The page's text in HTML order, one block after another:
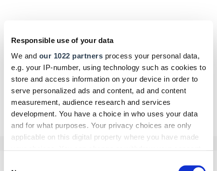
Responsible use of your data
We and our 1022 partners process your personal data,
e.g. your IP-number, using technology such as cookies to
store and access information on your device in order to
serve personalized ads and content, ad and content
measurement, audience research and services
development. You have a choice in who uses your data
and for what purposes. Your privacy choices are only
applicable on this digital property where you have made
Die Handwerkskammern in Deutschland -HWK Koblenz
HwK Koblenz begrüßte Bildungsexperten aus 26
Ländern
Eine UNESCO-Gruppe und eine Delegation aus Ägypten tauschten
sich im Berufsbildungs- und Technologiezentrum Koblenz über
handwerkliche Ausbildungsstandards aus.